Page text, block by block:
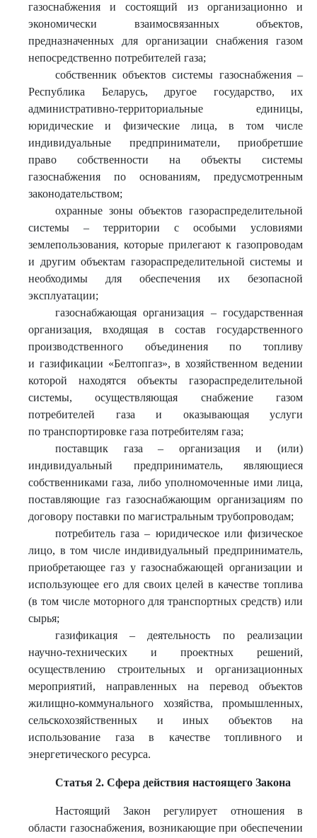
газоснабжения и состоящий из организационно и
экономически взаимосвязанных объектов,
предназначенных для организации снабжения газом
непосредственно потребителей газа;
собственник объектов системы газоснабжения –
Республика Беларусь, другое государство, их
административно-территориальные единицы,
юридические и физические лица, в том числе
индивидуальные предприниматели, приобретшие
право собственности на объекты системы
газоснабжения по основаниям, предусмотренным
законодательством;
охранные зоны объектов газораспределительной
системы – территории с особыми условиями
землепользования, которые прилегают к газопроводам
и другим объектам газораспределительной системы и
необходимы для обеспечения их безопасной
эксплуатации;
газоснабжающая организация – государственная
организация, входящая в состав государственного
производственного объединения по топливу
и газификации «Белтопгаз», в хозяйственном ведении
которой находятся объекты газораспределительной
системы, осуществляющая снабжение газом
потребителей газа и оказывающая услуги
по транспортировке газа потребителям газа;
поставщик газа – организация и (или)
индивидуальный предприниматель, являющиеся
собственниками газа, либо уполномоченные ими лица,
поставляющие газ газоснабжающим организациям по
договору поставки по магистральным трубопроводам;
потребитель газа – юридическое или физическое
лицо, в том числе индивидуальный предприниматель,
приобретающее газ у газоснабжающей организации и
использующее его для своих целей в качестве топлива
(в том числе моторного для транспортных средств) или
сырья;
газификация – деятельность по реализации
научно-технических и проектных решений,
осуществлению строительных и организационных
мероприятий, направленных на перевод объектов
жилищно-коммунального хозяйства, промышленных,
сельскохозяйственных и иных объектов на
использование газа в качестве топливного и
энергетического ресурса.
Статья 2. Сфера действия настоящего Закона
Настоящий Закон регулирует отношения в
области газоснабжения, возникающие при обеспечении